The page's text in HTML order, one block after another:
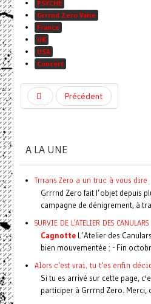
PSYCHE
Grrrnd Zero Vaise
France
UK
USA
Concert
Précédent
A LA UNE
Trrrans Zero a un truc à vous dire
Grrrnd Zero fait l’objet depuis
campagne de dénigrement, à
SURVIE DE L'ATELIER DES CANULARS
CagnotteL’Atelier des
bien mouvementée : - Fin
Alors c'est vrai, tu t'es enfin
Si tu es arrivé sur cette page,
participer à Grrrnd Zero. Merci,